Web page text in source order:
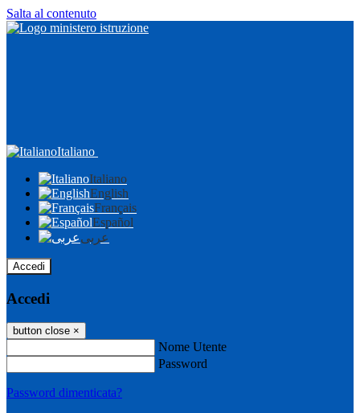
Salta al contenuto
Italiano
Italiano
English
Français
Español
عربى
Accedi
Accedi
button close ×
Nome Utente
Password
Password dimenticata?